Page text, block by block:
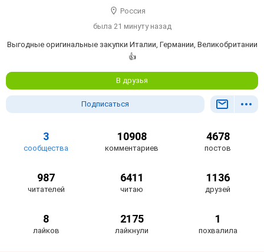
Россия
была 21 минуту назад
Выгодные оригинальные закупки Италии, Германии, Великобритании
👍
В друзья
Подписаться
3
сообщества
10908
комментариев
4678
постов
987
читателей
6411
читаю
1136
друзей
8
лайков
2175
лайкнули
1
похвалила